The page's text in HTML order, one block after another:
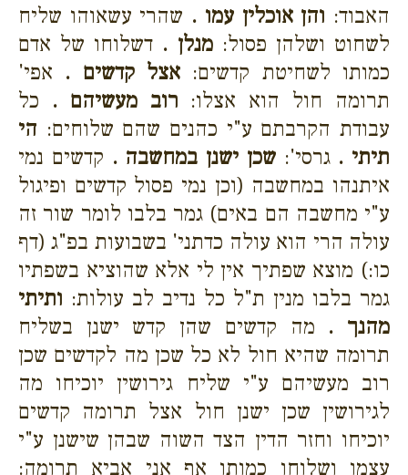
האבוד: והן אוכלין עמו . שהרי עשאוהו שליח
לשחוט ושלהן פסול:מנלן . דשלוחו של אדם
כמותו לשחיטת קדשים: אצל קדשים . אפי'
תרומה חול הוא אצלו: רוב מעשיהם . כל
עבודת הקרבתם ע"י כהנים שהם שלוחים: הי
תיתי . גרסי':שכן ישנן במחשבה . קדשים נמי
איתנהו במחשבה (וכן נמי פסול קדשים ופיגול
ע"י מחשבה הם באים) גמר בלבו לומר שור זה
עולה הרי הוא עולה כדתני' בשבועות בפ"ג (דף
כו:) מוצא שפתיך אין לי אלא שהוציא בשפתיו
גמר בלבו מנין ת"ל כל נדיב לב עולות: ותיתי
מהנך . מה קדשים שהן קדש ישנן בשליח
תרומה שהיא חול לא כל שכן מה לקדשים שכן
רוב מעשיהם ע"י שליח גירושין יוכיחו מה
לגירושין שכן ישנן חול אצל תרומה קדשים
יוכיחו וחזר הדין הצד השוה שבהן שישנן ע"י
עצמו ושלוחו כמותו אף אני אביא תרומה: